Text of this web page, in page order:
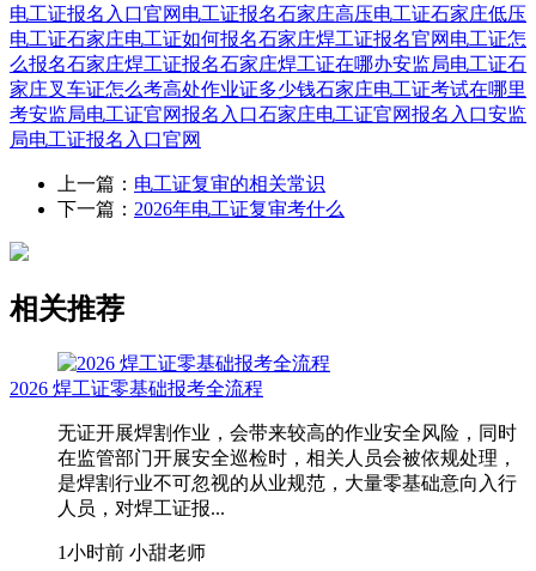
电工证报名入口官网 电工证报名石家庄高压电工证石家庄低压
电工证石家庄电工证如何报名石家庄焊工证报名官网 电工证怎
么报名石家庄焊工证报名石家庄焊工证在哪办安监局电工证石
家庄叉车证怎么考高处作业证多少钱石家庄电工证考试在哪里
考安监局电工证官网报名入口石家庄电工证官网报名入口安监
局电工证报名入口官网
上一篇： 电工证复审的相关常识
下一篇： 2026年电工证复审考什么
相关推荐
2026 焊工证零基础报考全流程
无证开展焊割作业，会带来较高的作业安全风险，同时
在监管部门开展安全巡检时，相关人员会被依规处理，
是焊割行业不可忽视的从业规范，大量零基础意向入行
人员，对焊工证报...
1小时前 小甜老师